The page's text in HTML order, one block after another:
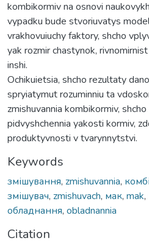
kombikormiv na osnovi
vypadku bude stvoriuvatys
vrakhovuiuchy faktory, shcho
yak rozmir chastynok,
inshi.
Ochikuietsia, shcho rezultaty
spryiatymut rozuminniu ta
zmishuvannia kombikormiv,
pidvyshchennia yakosti kormiv,
produktyvnosti v tvarynnytstvi.
Keywords
змішування, zmishuvannia,
змішувач, zmishuvach, мак, mak,
обладнання, obladnannia
Citation